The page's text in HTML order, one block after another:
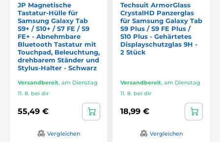
JP Magnetische
Tastatur-Hülle für
Samsung Galaxy Tab
S9+ / S10+ / S7 FE / S9
FE+ - Abnehmbare
Bluetooth Tastatur mit
Touchpad, Beleuchtung,
drehbarem Ständer und
Stylus-Halter - Schwarz
Versandbereit, am Dienstag
11. 8. bei dir
55,49 €
Vergleichen
Techsuit ArmorGlass
CrystalHD Panzerglas
für Samsung Galaxy Tab
S9 Plus / S9 FE Plus /
S10 Plus - Gehärtetes
Displayschutzglas 9H -
2 Stück
Versandbereit, am Dienstag
11. 8. bei dir
18,99 €
Vergleichen